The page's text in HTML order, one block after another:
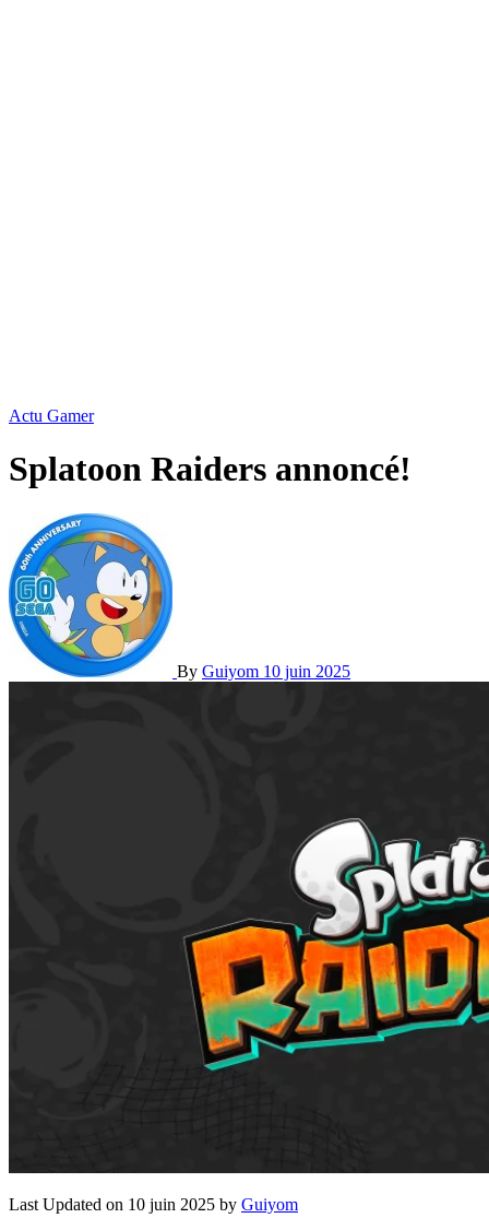
Actu Gamer
Splatoon Raiders annoncé!
By Guiyom 10 juin 2025
Last Updated on 10 juin 2025 by Guiyom